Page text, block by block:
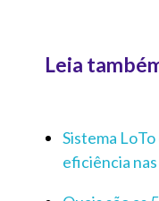
Leia
Sistema
eficiência